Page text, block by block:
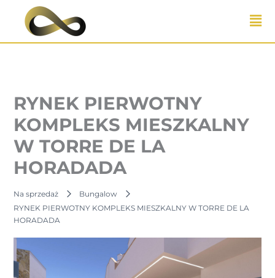
Przejdź
RYNEK PIERWOTNY
KOMPLEKS MIESZKALNY
W TORRE DE LA
HORADADA
Na sprzedaż
Bungalow
RYNEK PIERWOTNY KOMPLEKS MIESZKALNY W TORRE DE LA
HORADADA